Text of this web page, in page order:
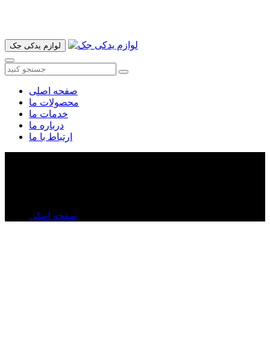
لوازم یدکی جک
صفحه اصلی
محصولات ما
خدمات ما
درباره ما
ارتباط با ما
صفحه اصلی